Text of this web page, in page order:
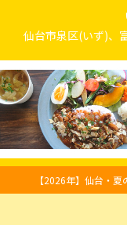
仙台市泉区(いず)、
【2026年】仙台・